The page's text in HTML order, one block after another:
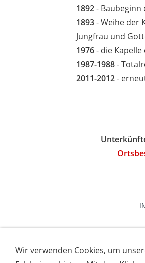
1892- Baubeginn
1893- Weihe der
Jungfrau und
1976- die
1987-1988-
2011-2012-
Wir verwenden Cookies, um